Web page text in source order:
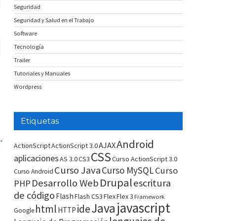
»
Seguridad
Seguridad y Salud en el Trabajo
Software
Tecnología
Trailer
Tutoriales y Manuales
Wordpress
Etiquetas
ActionScriptActionScript 3.0AJAXAndroid
aplicacionesAS 3.0CS3 CSSCurso ActionScript 3.0
Curso Android Curso JavaCurso MySQLCurso
PHP Desarrollo WebDrupalescritura
de código FlashFlash CS3FlexFlex 3 Framework
Google html HTTP ideJavajavascript